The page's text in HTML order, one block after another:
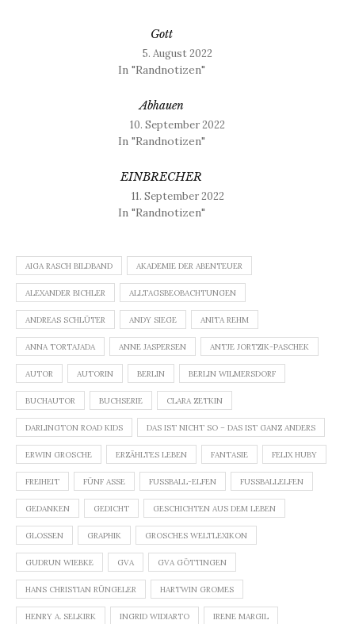
Gott
5. August 2022
In "Randnotizen"
Abhauen
10. September 2022
In "Randnotizen"
EINBRECHER
11. September 2022
In "Randnotizen"
AIGA RASCH BILDBAND AKADEMIE DER ABENTEUER
ALEXANDER BICHLER ALLTAGSBEOBACHTUNGEN
ANDREAS SCHLÜTER ANDY SIEGE ANITA REHM
ANNA TORTAJADA ANNE JASPERSEN ANTJE JORTZIK-PASCHEK
AUTOR AUTORIN BERLIN BERLIN WILMERSDORF
BUCHAUTOR BUCHSERIE CLARA ZETKIN
DARLINGTON ROAD KIDS DAS IST NICHT SO – DAS IST GANZ ANDERS
ERWIN GROSCHE ERZÄHLTES LEBEN FANTASIE FELIX HUBY
FREIHEIT FÜNF ASSE FUSSBALL-ELFEN FUSSBALLELFEN
GEDANKEN GEDICHT GESCHICHTEN AUS DEM LEBEN
GLOSSEN GRAPHIK GROSCHES WELTLEXIKON
GUDRUN WIEBKE GVA GVA GÖTTINGEN
HANS CHRISTIAN RÜNGELER HARTWIN GROMES
HENRY A. SELKIRK INGRID WIDIARTO IRENE MARGIL